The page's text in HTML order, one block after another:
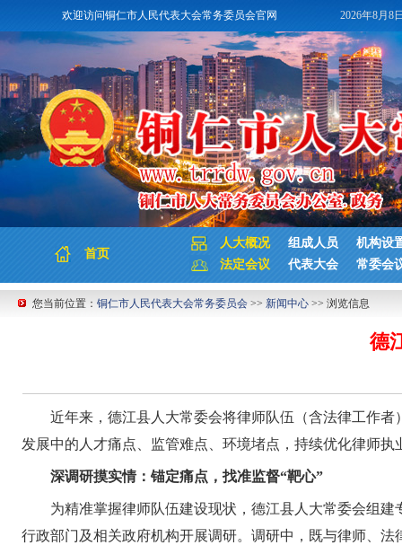
欢迎访问铜仁市人民代表大会常务委员会官网 2026年8月8
首页
人大概况 组成人员
机构设
法定会议
代表大会 常委会
您当前位置： 铜仁市人民代表大会常务委员会 >> 新闻中心 >> 浏览信息
德
近年来，德江县人大常委会将律师队伍（含法律工作
发展中的人才痛点、监管难点、环境堵点，持续优化律师
深调研摸实情：锚定痛点，找准监督“靶心”
为精准掌握律师队伍建设现状，德江县人大常委会组
行政部门及相关政府机构开展调研。调研中，既与律师、